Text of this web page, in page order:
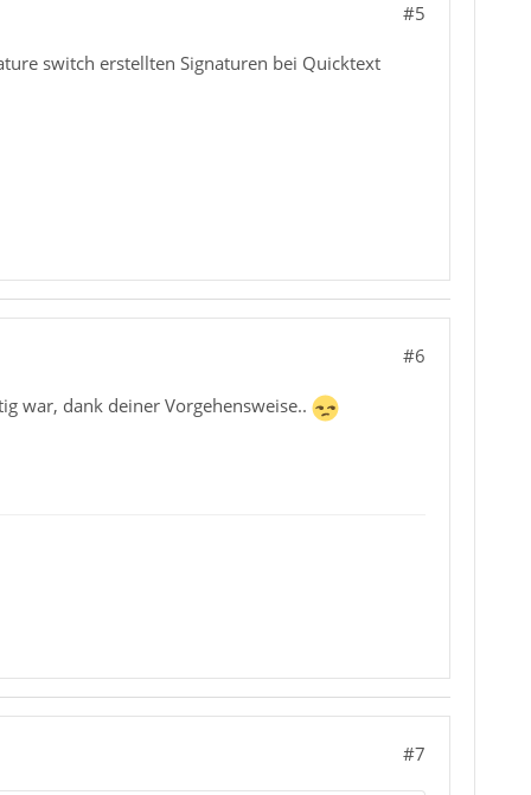
#5
switch erstellten Signaturen bei Quicktext
#6
war, dank deiner Vorgehensweise..
#7